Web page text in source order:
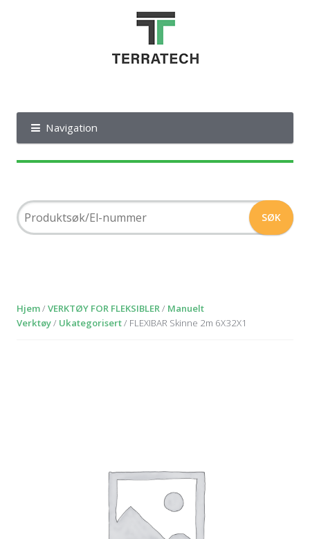
Navigation
Hjem/VERKTØY FOR FLEKSIBLER/ Manuelt
Verktøy/ Ukategorisert/ FLEXIBAR Skinne 2m 6X32X1